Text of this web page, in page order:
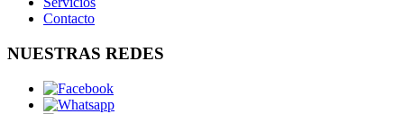
Contacto
NUESTRAS REDES